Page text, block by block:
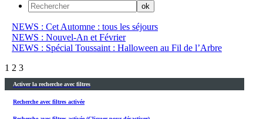
NEWS : Cet Automne : tous les séjours
NEWS : Nouvel-An et Février
NEWS : Spécial Toussaint : Halloween au Fil de l’Arbre
1 2 3
Activer la recherche avec filtres
Recherche avec filtres activée